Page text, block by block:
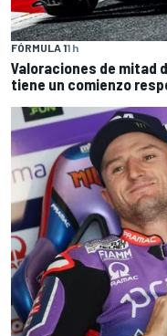
FÓRMULA 11 h
Valoraciones de mitad
tiene un comienzo